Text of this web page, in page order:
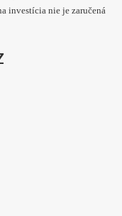
investícia nie je zaručená